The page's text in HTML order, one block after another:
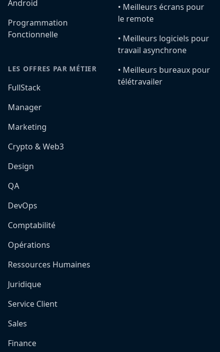
Android
Programmation
Fonctionnelle
LES OFFRES PAR MÉTIER
FullStack
Manager
Marketing
Crypto & Web3
Design
QA
DevOps
Comptabilité
Opérations
Ressources Humaines
Juridique
Service Client
Sales
Finance
•️ Meilleurs écrans pour
le remote
•️ Meilleurs logiciels pour
travail asynchrone
•️ Meilleurs bureaux pour
télétravailer